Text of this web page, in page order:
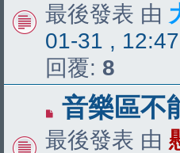
最後發表 由
01-31 , 12:47
回覆: 8
音樂區不
最後發表 由